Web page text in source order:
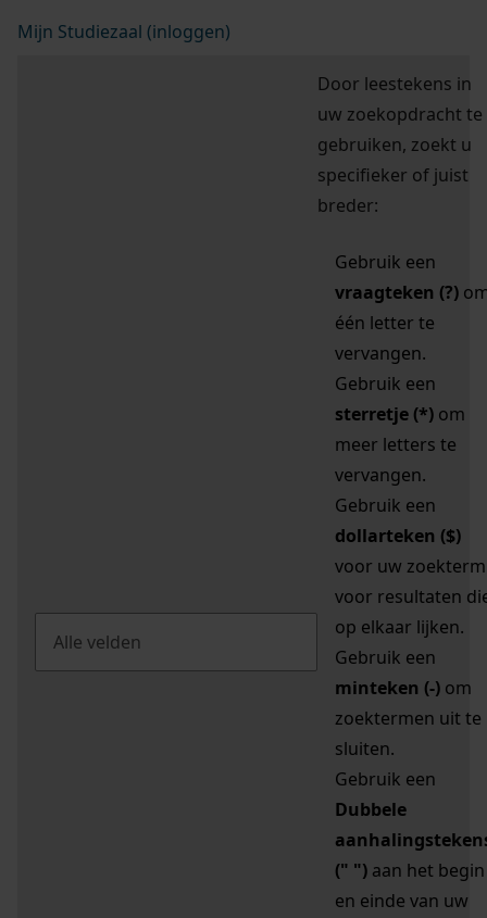
Mijn Studiezaal (inloggen)
Door leestekens in
uw zoekopdracht te
gebruiken, zoekt u
specifieker of juist
breder:
Gebruik een
vraagteken (?)
één letter te
vervangen.
Gebruik een
sterretje (*) om
meer letters te
vervangen.
Gebruik een
dollarteken ($)
voor uw zoekterm
voor resultaten
op elkaar lijken.
Gebruik een
minteken (-) om
zoektermen uit te
sluiten.
Gebruik een
Dubbele
(" ") aan het begin
en einde van uw